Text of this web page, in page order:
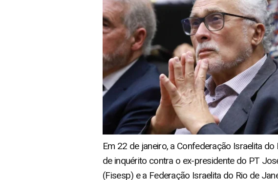
Em 22 de janeiro, a Confederação Israelita
de inquérito contra o ex-presidente do PT
(Fisesp) e a Federação Israelita do Rio de